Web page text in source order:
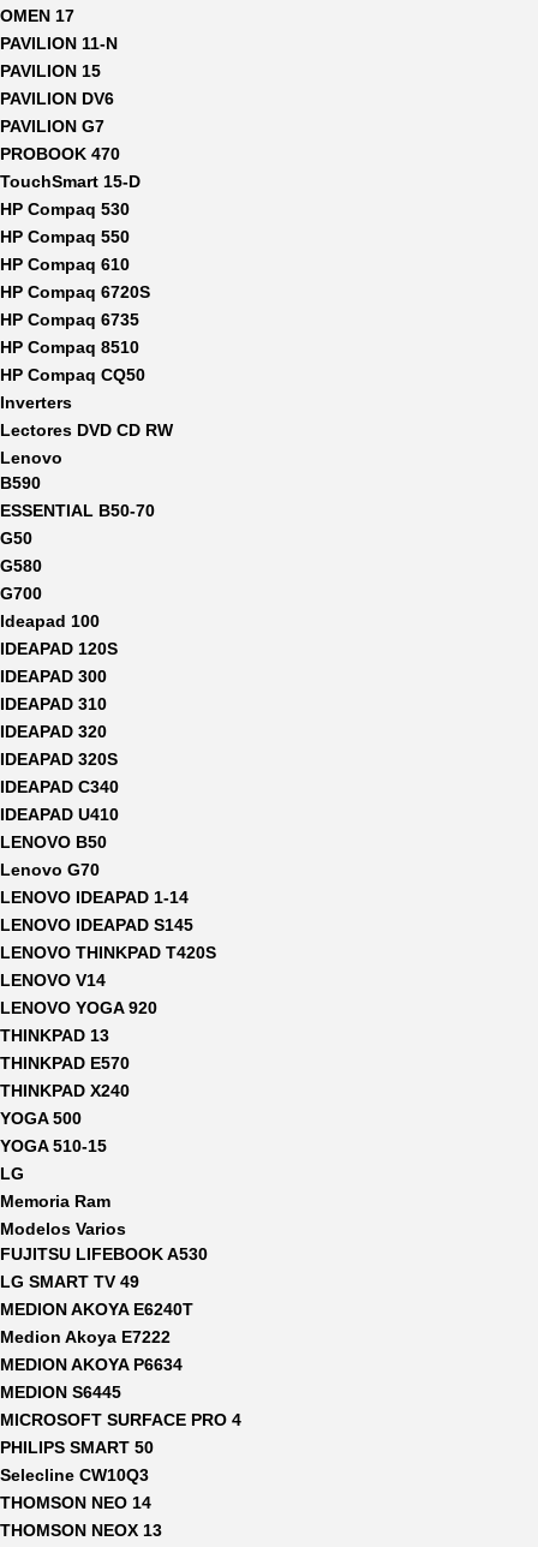
OMEN 17
PAVILION 11-N
PAVILION 15
PAVILION DV6
PAVILION G7
PROBOOK 470
TouchSmart 15-D
HP Compaq 530
HP Compaq 550
HP Compaq 610
HP Compaq 6720S
HP Compaq 6735
HP Compaq 8510
HP Compaq CQ50
Inverters
Lectores DVD CD RW
Lenovo
B590
ESSENTIAL B50-70
G50
G580
G700
Ideapad 100
IDEAPAD 120S
IDEAPAD 300
IDEAPAD 310
IDEAPAD 320
IDEAPAD 320S
IDEAPAD C340
IDEAPAD U410
LENOVO B50
Lenovo G70
LENOVO IDEAPAD 1-14
LENOVO IDEAPAD S145
LENOVO THINKPAD T420S
LENOVO V14
LENOVO YOGA 920
THINKPAD 13
THINKPAD E570
THINKPAD X240
YOGA 500
YOGA 510-15
LG
Memoria Ram
Modelos Varios
FUJITSU LIFEBOOK A530
LG SMART TV 49
MEDION AKOYA E6240T
Medion Akoya E7222
MEDION AKOYA P6634
MEDION S6445
MICROSOFT SURFACE PRO 4
PHILIPS SMART 50
Selecline CW10Q3
THOMSON NEO 14
THOMSON NEOX 13